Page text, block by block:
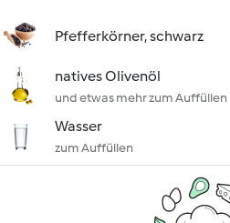
Pfefferkörner, schwarz
natives Olivenöl
und etwas mehr zum Auffüllen
Wasser
zum Auffüllen